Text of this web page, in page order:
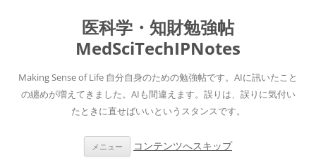
医科学・知財勉強帖
MedSciTechIPNotes
Making Sense of Life 自分自身のための勉強帖です。AIに訊いたこと
の纏めが増えてきました。AIも間違えます。誤りは、誤りに気付い
たときに直せばいいというスタンスです。
メニュー コンテンツへスキップ